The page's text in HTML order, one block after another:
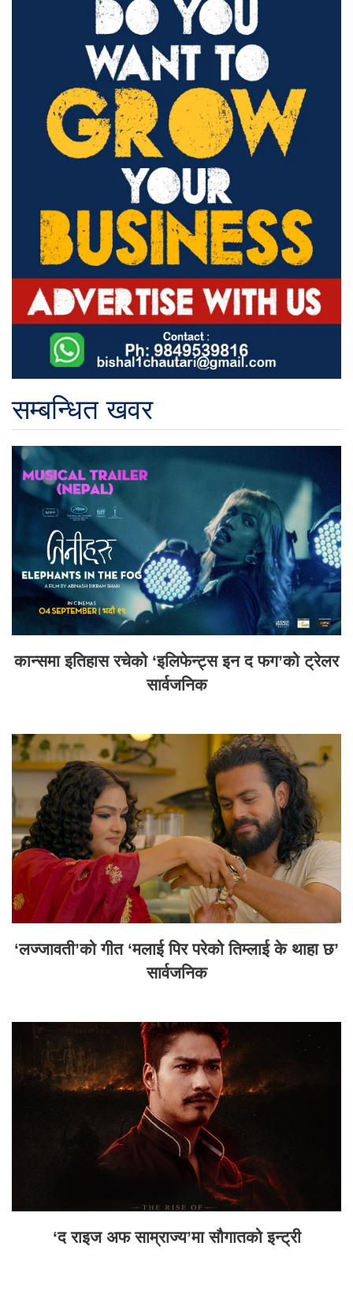
सम्बन्धित खवर
कान्समा इतिहास रचेको ‘इलिफेन्ट्स इन द फग’को ट्रेलर
सार्वजनिक
‘लज्जावती’को गीत ‘मलाई पिर परेको तिम्लाई के थाहा छ’
सार्वजनिक
‘द राइज अफ साम्राज्य’मा सौगातको इन्ट्री